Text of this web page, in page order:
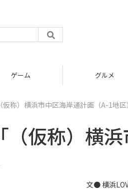
ゲーム グルメ
仮称）横浜市中区海岸通計画（A-1地
（仮称）横
文● 横浜